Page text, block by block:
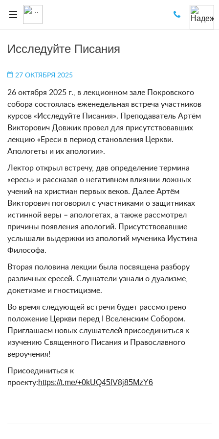
Исследуйте Писания
27 ОКТЯБРЯ 2025
26 октября 2025 г., в лекционном зале Покровского
собора состоялась еженедельная встреча участников
курсов «Исследуйте Писания». Преподаватель Артём
Викторович Довжик провел для присутствовавших
лекцию «Ереси в период становления Церкви.
Апологеты и их апологии».
Лектор открыл встречу, дав определение термина
«ересь» и рассказав о негативном влиянии ложных
учений на христиан первых веков. Далее Артём
Викторович поговорил с участниками о защитниках
истинной веры – апологетах, а также рассмотрел
причины появления апологий. Присутствовавшие
услышали выдержки из апологий мученика Иустина
Философа.
Вторая половина лекции была посвящена разбору
различных ересей. Слушатели узнали о дуализме,
докетизме и гностицизме.
Во время следующей встречи будет рассмотрено
положение Церкви перед I Вселенским Собором.
Приглашаем новых слушателей присоединиться к
изучению Священного Писания и Православного
вероучения!
Присоединиться к
проекту:https://t.me/+0kUQ45lV8j85MzY6